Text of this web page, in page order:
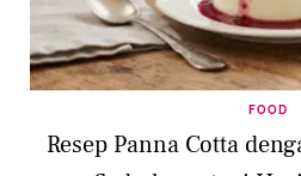
FOOD
Resep Panna Cotta